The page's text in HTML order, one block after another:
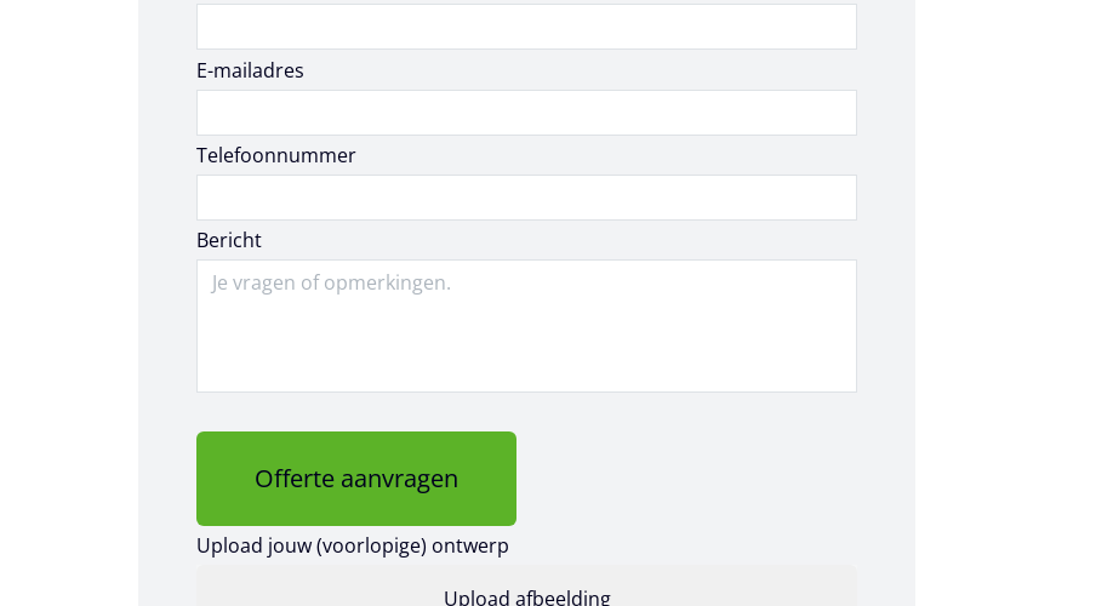
E-mailadres
E-mailadres
Telefoonnummer
Bericht
Offerte aanvragen
Upload jouw (voorlopige) ontwerp